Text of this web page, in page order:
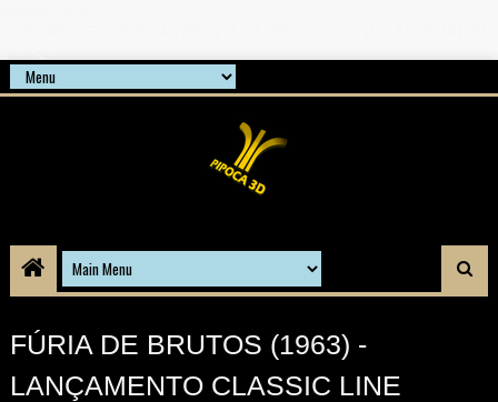
FÚRIA DE BRUTOS (1963) -
LANÇAMENTO CLASSIC LINE